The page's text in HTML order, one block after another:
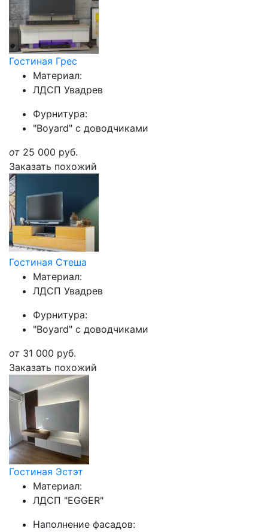
Гостиная Грес
Материал:
ЛДСП Увадрев
Фурнитура:
"Boyard" с доводчиками
от 25 000 руб.
Заказать похожий
Гостиная Стеша
Материал:
ЛДСП Увадрев
Фурнитура:
"Boyard" с доводчиками
от 31 000 руб.
Заказать похожий
Гостиная Эстэт
Материал:
ЛДСП "EGGER"
Наполнение фасадов: